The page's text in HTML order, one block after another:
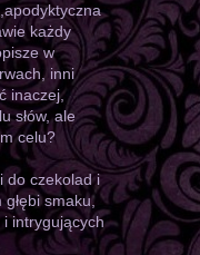
każdy
w
inni
inaczej,
słów, ale
celu?
do czekolad i
smaku,
intrygujących